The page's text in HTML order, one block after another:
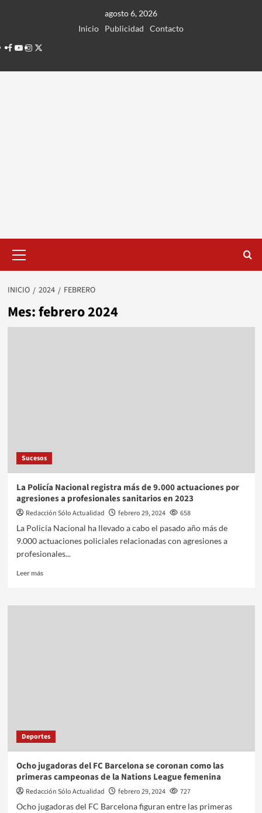
agosto 6, 2026
Inicio
Publicidad
Contacto
Facebook
Youtube
Instagram
Twitter
principal
INICIO 2024 FEBRERO
Mes:febrero 2024
Sucesos
La Policía Nacional registra más de 9.000 actuaciones por
agresiones a profesionales sanitarios en 2023
Redacción Sólo Actualidad febrero 29, 2024
658
La Policía Nacional ha llevado a cabo el pasado año más de
9.000 actuaciones policiales relacionadas con agresiones a
profesionales...
Leer más
Deportes
Ocho jugadoras del FC Barcelona se coronan como las
primeras campeonas de la Nations League femenina
Redacción Sólo Actualidad febrero 29, 2024
727
Ocho jugadoras del FC Barcelona figuran entre las primeras